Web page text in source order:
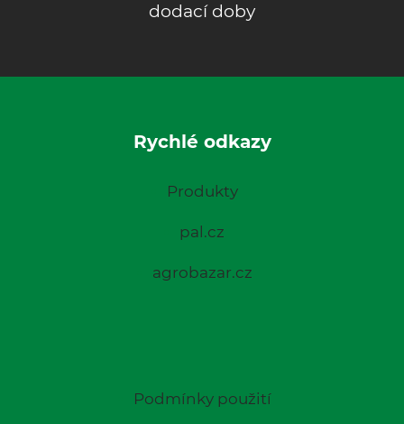
dodací doby
Rychlé odkazy
Produkty
pal.cz
agrobazar.cz
Podmínky použití